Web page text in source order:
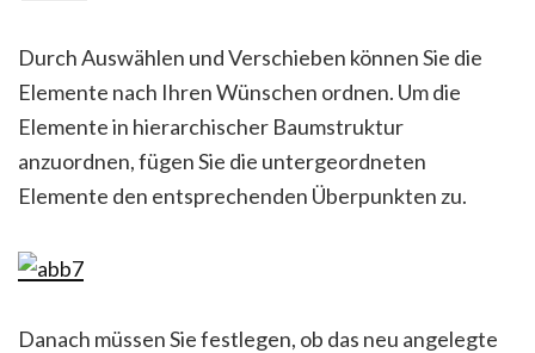
Durch Auswählen und Verschieben können Sie die
Elemente nach Ihren Wünschen ordnen. Um die
Elemente in hierarchischer Baumstruktur
anzuordnen, fügen Sie die untergeordneten
Elemente den entsprechenden Überpunkten zu.
Danach müssen Sie festlegen, ob das neu angelegte